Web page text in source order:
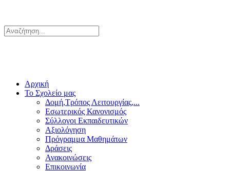
Αρχική
Το Σχολείο μας
Δομή,Τρόπος Λειτουργίας,...
Εσωτερικός Κανονισμός
Σύλλογοι Εκπαιδευτικών
Αξιολόγηση
Πρόγραμμα Μαθημάτων
Δράσεις
Ανακοινώσεις
Επικοινωνία